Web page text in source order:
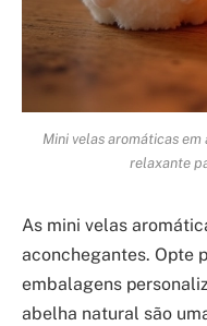
Mini velas aromáticas
relaxante
As mini velas
aconchegantes. Opte
embalagens
abelha natural são